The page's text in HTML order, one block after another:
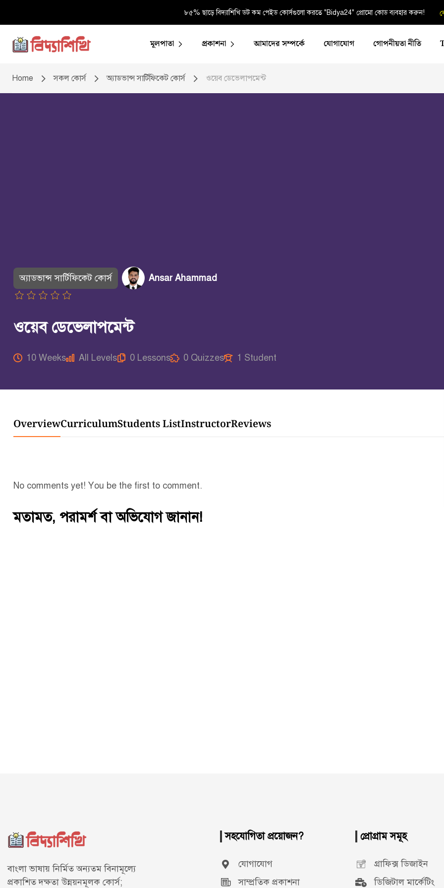
৮৫% ছাড়ে বিদ্যাশিখি ডট কম পেইড কোর্সগুলো করতে "Bidya24" প্রোমো কোড ব্যবহার করুন!
মূলপাতা প্রকাশনা আমাদের সম্পর্কে যোগাযোগ গোপনীয়তা নীতি
Home সকল কোর্স অ্যাডভান্স সার্টিফিকেট কোর্স ওয়েব ডেভেলাপমেন্ট
Ansar Ahammad
অ্যাডভান্স সার্টিফিকেট কোর্স
ওয়েব ডেভেলাপমেন্ট
10 Weeks All Levels 0 Lessons 0 Quizzes 1 Student
OverviewCurriculumStudents ListInstructorReviews
No comments yet! You be the first to comment.
মতামত, পরামর্শ বা অভিযোগ জানান!
বাংলা ভাষায় নির্মিত অন্যতম বিনামূল্যে
প্রকাশিত দক্ষতা উন্নয়নমূলক কোর্স;
সহযোগিতা প্রয়োজন?
যোগাযোগ
সাম্প্রতিক প্রকাশনা
প্রোগ্রাম সমূহ
গ্রাফিক্স ডিজাইন
ডিজিটাল মার্কেটিং